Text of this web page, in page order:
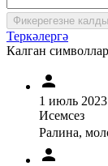
Фикерегезне
Теркәлергә
Калган
1 июль 2023
Исемсез
Ралина,